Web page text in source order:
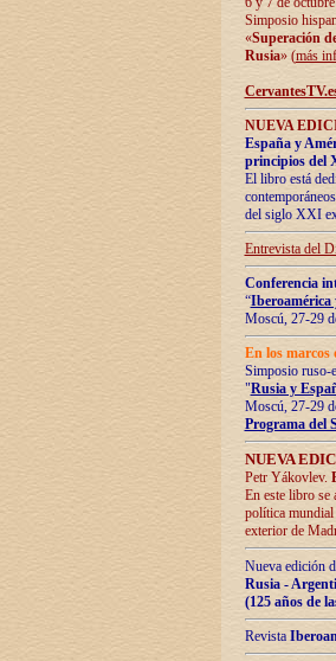
Simposio
«Superación
Rusia» (más
NUEVA
España y
principios del
El libro está
del siglo XXI
Entrevista del
Conferencia
“Iberoamérica
Moscú, 27-29
En los marcos
Simposio ruso-
"Rusia y
Moscú, 27-29
Programa del
NUEVA
Petr Yákovlev.
En este libro se
política mundial
exterior de
Nueva edición
Rusia -
(125 años de
Revista